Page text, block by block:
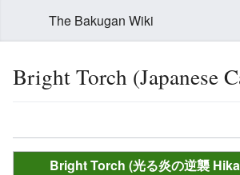
The Bakugan Wiki
Bright Torch (Japanese
Bright Torch (光る炎の逆襲